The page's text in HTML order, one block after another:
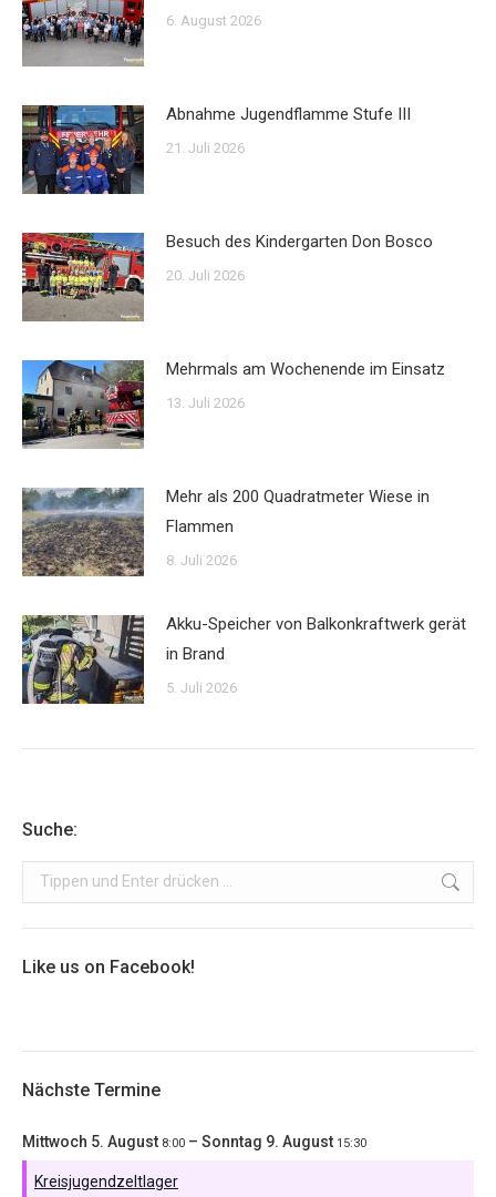
6. August 2026
Abnahme Jugendflamme Stufe III
21. Juli 2026
Besuch des Kindergarten Don Bosco
20. Juli 2026
Mehrmals am Wochenende im Einsatz
13. Juli 2026
Mehr als 200 Quadratmeter Wiese in
Flammen
8. Juli 2026
Akku-Speicher von Balkonkraftwerk gerät
in Brand
5. Juli 2026
Suche:
Search:
Like us on Facebook!
Nächste Termine
Mittwoch 5. August 8:00 – Sonntag 9. August 15:30
Kreisjugendzeltlager